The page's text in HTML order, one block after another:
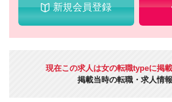
新規会員登録
現在この求人は女の転職typeに掲載
掲載当時の転職・求人情